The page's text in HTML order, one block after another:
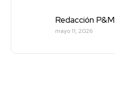
Redacción P&M
mayo 11, 2026